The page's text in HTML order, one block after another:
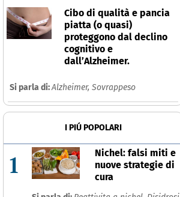
Cibo di qualità e pancia
piatta (o quasi)
proteggono dal declino
cognitivo e
dall’Alzheimer.
Si parla di:Alzheimer, Sovrappeso
I PIÚ POPOLARI
1
Nichel: falsi miti e
nuove strategie di
cura